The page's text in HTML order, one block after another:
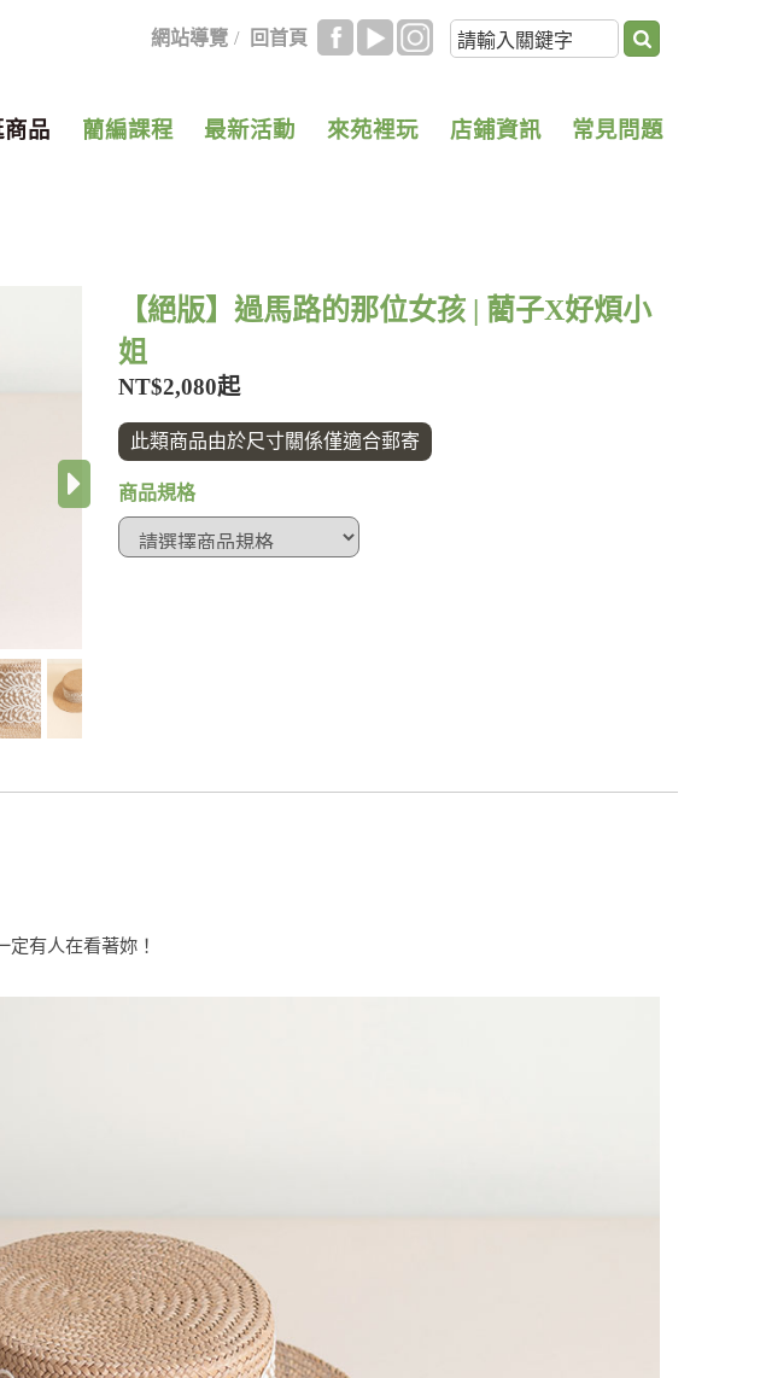
網站導覽 / 回首頁
品 藺編課程 最新活動 來苑裡玩 店鋪資訊 常見問題
【絕版】過馬路的那位女孩 | 藺子X好煩小
姐
NT$2,080起
此類商品由於尺寸關係僅適合郵寄
商品規格
有人在看著妳！